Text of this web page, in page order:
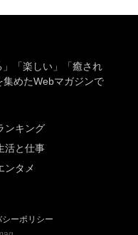
「楽しい」「癒され
めたWebマガジンで
ンキング
活と仕事
ンタメ
シーポリシー